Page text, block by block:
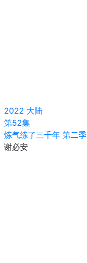
2022 大陆
第52集
炼气练了三千年 第二季
谢必安